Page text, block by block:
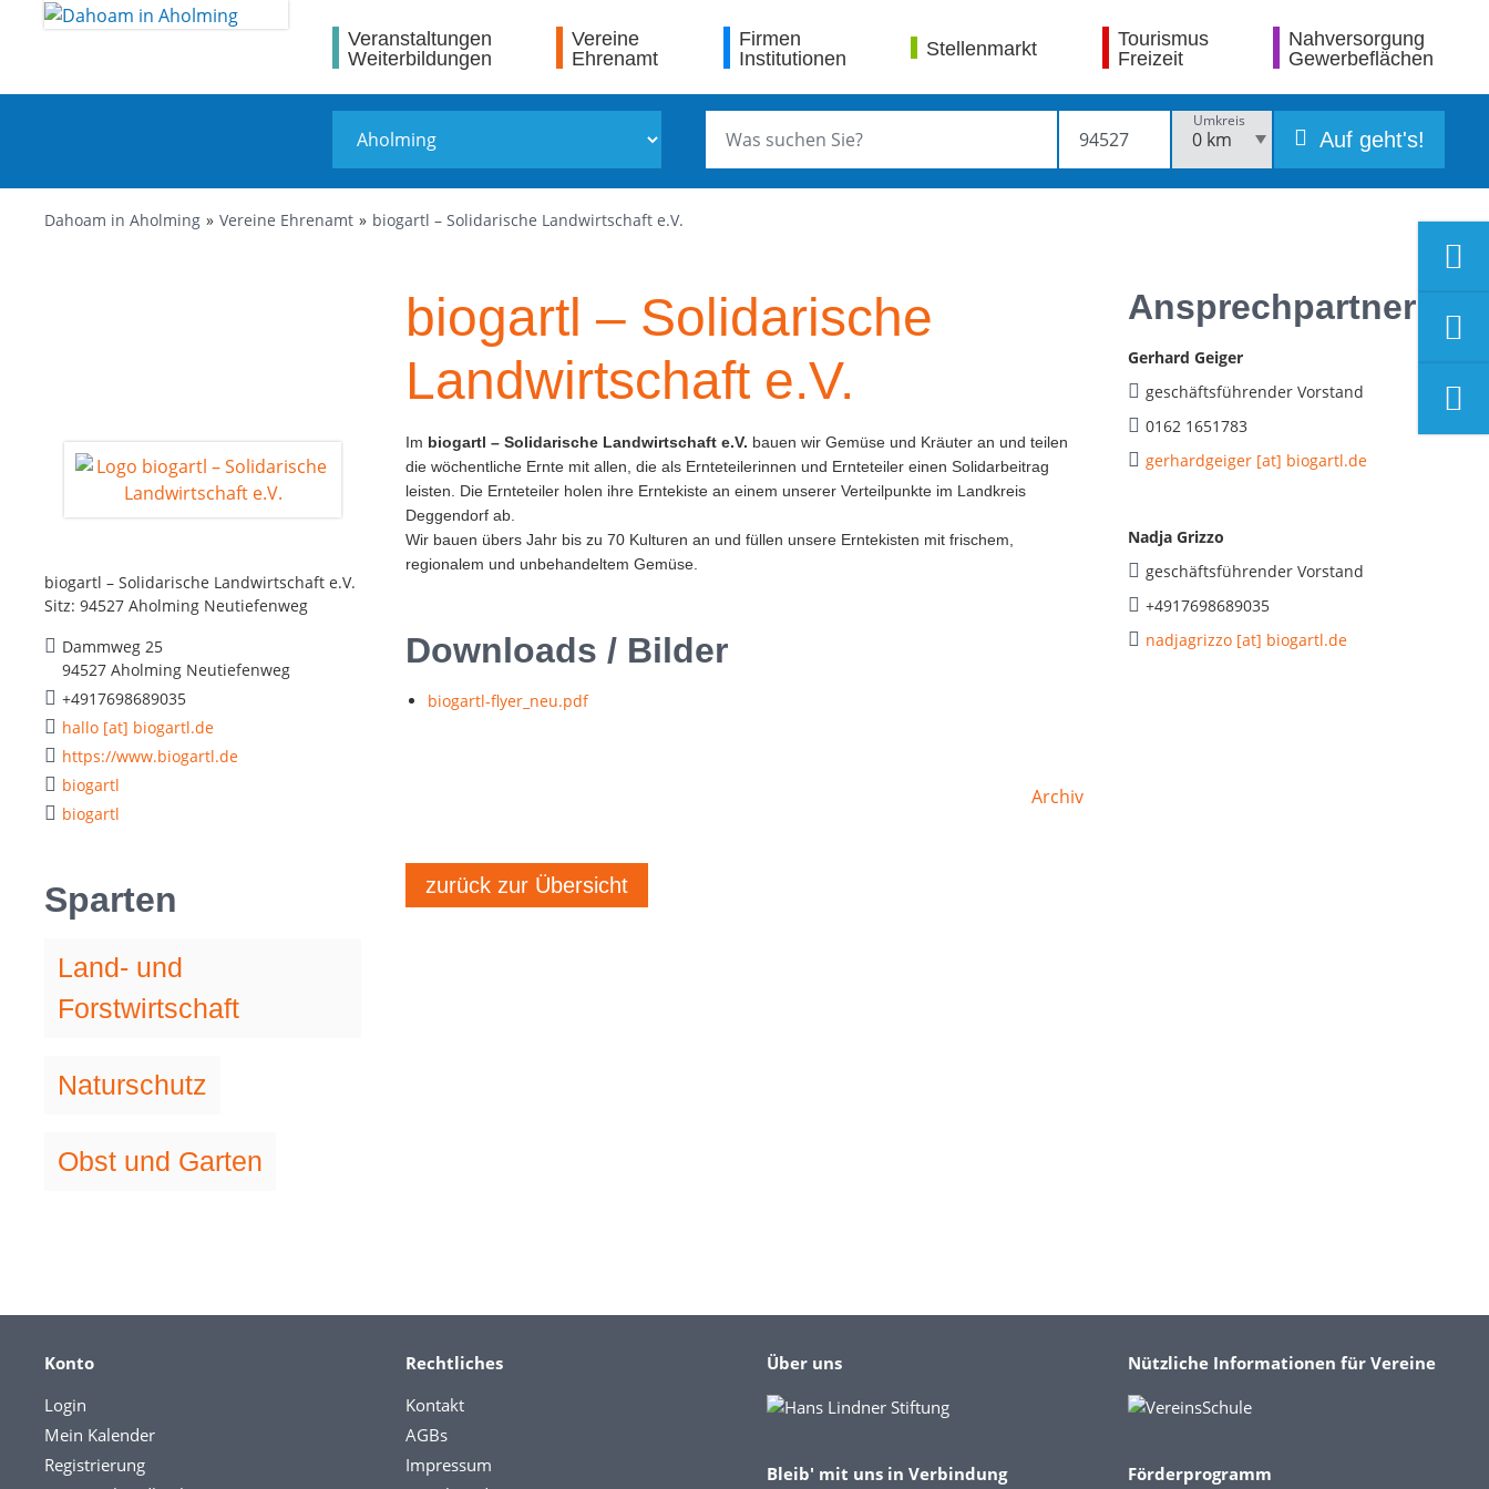
Veranstaltungen
Weiterbildungen
Vereine
Ehrenamt
Firmen
Institutionen
Stellenmarkt
Tourismus
Freizeit
Nahversorgung
Gewerbeflächen
Umkreis
Auf geht's!
Dahoam in Aholming Vereine Ehrenamt biogartl – Solidarische Landwirtschaft e.V.
biogartl – Solidarische Landwirtschaft e.V.
Sitz: 94527 Aholming Neutiefenweg
Dammweg 25
94527 Aholming Neutiefenweg
+4917698689035
hallo [at] biogartl.de
https://www.biogartl.de
biogartl
biogartl
Sparten
Land- und
Forstwirtschaft
Naturschutz
Obst und Garten
biogartl – Solidarische
Landwirtschaft e.V.
Im biogartl – Solidarische Landwirtschaft e.V. bauen wir Gemüse und Kräuter an und teilen
die wöchentliche Ernte mit allen, die als Ernteteilerinnen und Ernteteiler einen Solidarbeitrag
leisten. Die Ernteteiler holen ihre Erntekiste an einem unserer Verteilpunkte im Landkreis
Deggendorf ab.
Wir bauen übers Jahr bis zu 70 Kulturen an und füllen unsere Erntekisten mit frischem,
regionalem und unbehandeltem Gemüse.
Downloads / Bilder
biogartl-flyer_neu.pdf
Archiv
zurück zur Übersicht
Ansprechpartner
Gerhard Geiger
geschäftsführender Vorstand
0162 1651783
gerhardgeiger [at] biogartl.de
Nadja Grizzo
geschäftsführender Vorstand
+4917698689035
nadjagrizzo [at] biogartl.de
Konto
Login
Mein Kalender
Registrierung
Rechtliches
Kontakt
AGBs
Impressum
Über uns
Bleib' mit uns in Verbindung
Nützliche Informationen für Vereine
Förderprogramm